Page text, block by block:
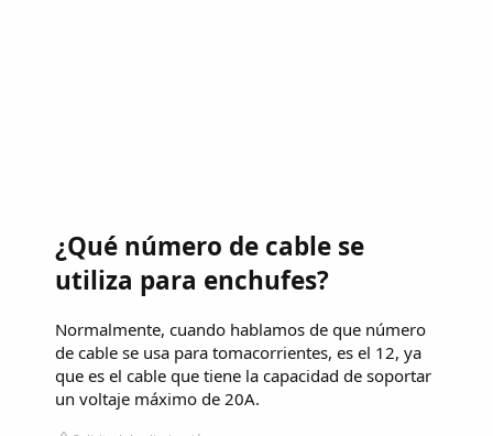
¿Qué número de cable se
utiliza para enchufes?
Normalmente, cuando hablamos de que número
de cable se usa para tomacorrientes, es el 12, ya
que es el cable que tiene la capacidad de soportar
un voltaje máximo de 20A.